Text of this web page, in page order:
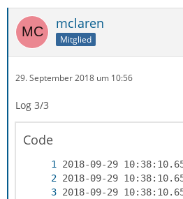
mclaren
Mitglied
29. September 2018 um 10:56
Log 3/3
Code